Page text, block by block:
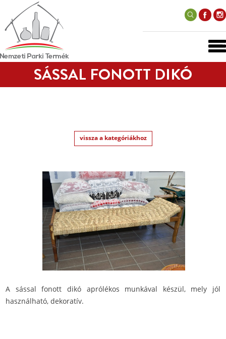
SÁSSAL FONOTT DIKÓ
vissza a kategóriákhoz
A sással fonott dikó aprólékos munkával készül, mely jól
használható, dekoratív.